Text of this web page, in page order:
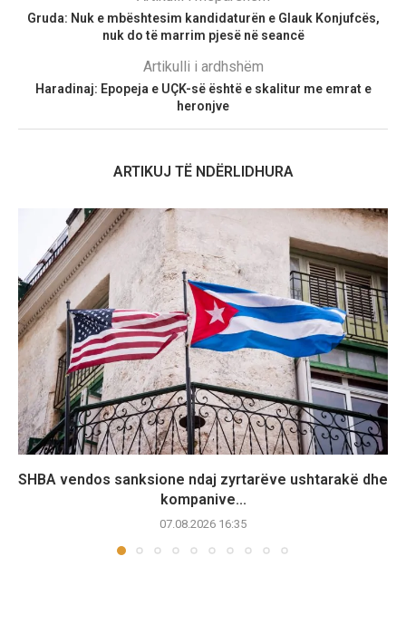
​Gruda: Nuk e mbështesim kandidaturën e Glauk Konjufcës,
nuk do të marrim pjesë në seancë
Artikulli i ardhshëm
Haradinaj: Epopeja e UÇK-së është e skalitur me emrat e
heronjve
ARTIKUJ TË NDËRLIDHURA
SHBA vendos sanksione ndaj zyrtarëve ushtarakë dhe
kompanive...
07.08.2026 16:35